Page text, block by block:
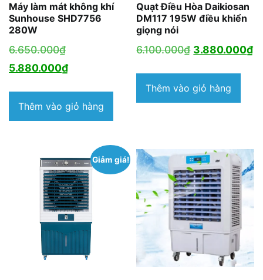
Máy làm mát không khí
Sunhouse SHD7756
280W
6.650.000₫Giá
gốc
6.650.000₫.
5.880.000₫Giá
tại
là:
Thêm vào giỏ hàng
Quạt Điều Hòa Daikiosan
DM117 195W điều khiển
giọng nói
6.100.000₫ Giá
là:
6.100.000₫.
3.880.000₫
Thêm vào giỏ hàng
Giảm giá!